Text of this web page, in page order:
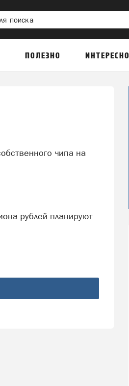
ПОЛЕЗНО ИНТЕРЕСНО